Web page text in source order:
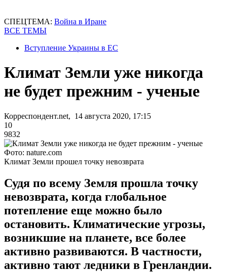
СПЕЦТЕМА: Война в Иране
ВСЕ ТЕМЫ
Вступление Украины в ЕС
Климат Земли уже никогда
не будет прежним - ученые
Корреспондент.net, 14 августа 2020, 17:15
10
9832
Фото: nature.com
Климат Земли прошел точку невозврата
Судя по всему Земля прошла точку
невозврата, когда глобальное
потепление еще можно было
остановить. Климатические угрозы,
возникшие на планете, все более
активно развиваются. В частности,
активно тают ледники в Гренландии.